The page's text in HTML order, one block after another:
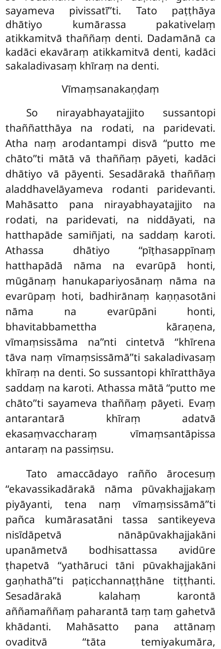
sayameva pivissatī’’ti. Tato paṭṭhāya
dhātiyo kumārassa pakativelaṃ
atikkamitvā thaññaṃ denti. Dadamānā ca
kadāci ekavāraṃ atikkamitvā denti, kadāci
sakaladivasaṃ khīraṃ na denti.
Vīmaṃsanakaṇḍaṃ
So nirayabhayatajjito sussantopi
thaññatthāya na rodati, na paridevati.
Atha naṃ arodantampi disvā ‘‘putto me
chāto’’ti mātā vā thaññaṃ pāyeti, kadāci
dhātiyo vā pāyenti. Sesadārakā thaññaṃ
aladdhavelāyameva rodanti paridevanti.
Mahāsatto pana nirayabhayatajjito na
rodati, na paridevati, na niddāyati, na
hatthapāde samiñjati, na saddaṃ karoti.
Athassa dhātiyo ‘‘pīṭhasappīnaṃ
hatthapādā nāma na evarūpā honti,
mūgānaṃ hanukapariyosānaṃ nāma na
evarūpaṃ hoti, badhirānaṃ kaṇṇasotāni
nāma na evarūpāni honti,
bhavitabbamettha kāraṇena,
vīmaṃsissāma na’’nti cintetvā ‘‘khīrena
tāva naṃ vīmaṃsissāmā’’ti sakaladivasaṃ
khīraṃ na denti. So sussantopi khīratthāya
saddaṃ na karoti. Athassa mātā ‘‘putto me
chāto’’ti sayameva thaññaṃ pāyeti. Evaṃ
antarantarā khīraṃ adatvā
ekasaṃvaccharaṃ vīmaṃsantāpissa
antaraṃ na passiṃsu.
Tato amaccādayo rañño ārocesuṃ
‘‘ekavassikadārakā nāma pūvakhajjakaṃ
piyāyanti, tena naṃ vīmaṃsissāmā’’ti
pañca kumārasatāni tassa santikeyeva
nisīdāpetvā nānāpūvakhajjakāni
upanāmetvā bodhisattassa avidūre
ṭhapetvā ‘‘yathāruci tāni pūvakhajjakāni
gaṇhathā’’ti paṭicchannaṭṭhāne tiṭṭhanti.
Sesadārakā kalahaṃ karontā
aññamaññaṃ paharantā taṃ taṃ gahetvā
khādanti. Mahāsatto pana attānaṃ
ovaditvā ‘‘tāta temiyakumāra,